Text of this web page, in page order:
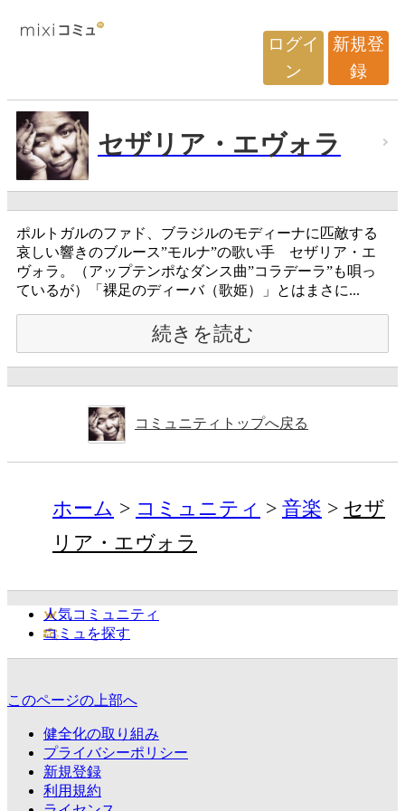
ログイ
ン
新規登
録
セザリア・エヴォラ
ポルトガルのファド、ブラジルのモディーナに匹敵する
哀しい響きのブルース”モルナ”の歌い手 セザリア・エ
ヴォラ。（アップテンポなダンス曲”コラデーラ”も唄っ
ているが）「裸足のディーバ（歌姫）」とはまさに...
続きを読む
コミュニティトップへ戻る
ホーム コミュニティ 音楽
セザ
リア・エヴォラ
人気コミュニティ
コミュを探す
このページの上部へ
健全化の取り組み
プライバシーポリシー
新規登録
利用規約